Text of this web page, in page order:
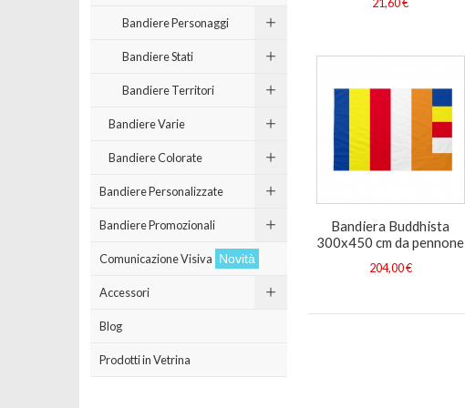
Bandiera Buddhista
300x450 cm da pennone
204,00 €
Bandiere Personaggi
Bandiere Stati
Bandiere Territori
Bandiere Varie
Bandiere Colorate
Bandiere Personalizzate
Bandiere Promozionali
Comunicazione Visiva Novità
Accessori
Blog
Prodotti in Vetrina